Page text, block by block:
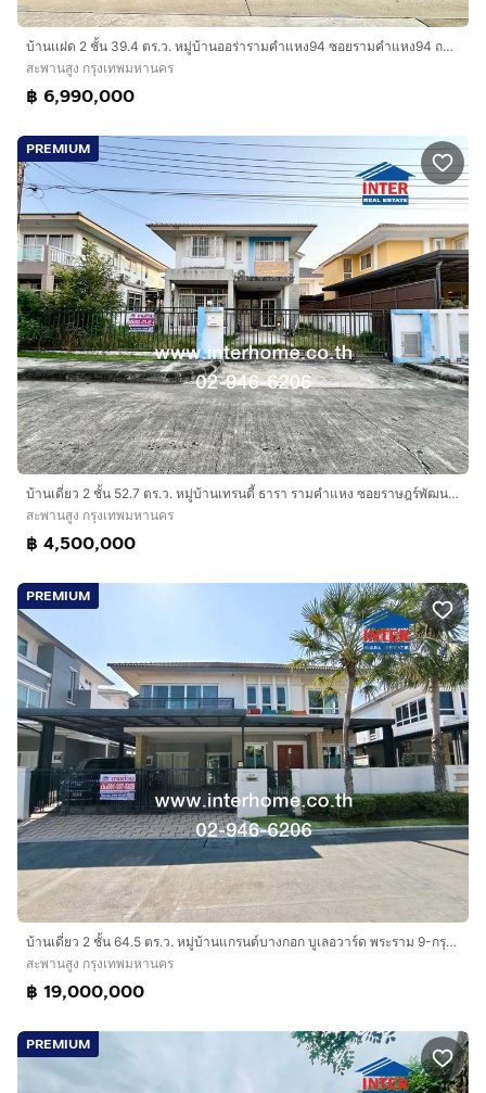
บ้านเเฝด 2 ชั้น 39.4 ตร.ว. หมู่บ้านออร่ารามคำแหง94 ซอยรามคำแหง94 ถนนรามคำแหง ถนนกาญจนาภิเษก เขตสะพานสูง กรุงเทพมหานคร
สะพานสูง กรุงเทพมหานคร
฿ 6,990,000
PREMIUM
บ้านเดี่ยว 2 ชั้น 52.7 ตร.ว. หมู่บ้านเทรนดี้ ธารา รามคำแหง ซอยราษฎร์พัฒนา23-1 ถนนรามคำแหง ถนนราษฎร์พัฒนา เขตสะพานสูง กรุงเทพมหานคร
สะพานสูง กรุงเทพมหานคร
฿ 4,500,000
PREMIUM
บ้านเดี่ยว 2 ชั้น 64.5 ตร.ว. หมู่บ้านแกรนด์บางกอก บูเลอวาร์ด พระราม 9-กรุงเทพกรีฑา ซอยกรุงเทพกรีฑา19 ถนนศรีนครินทร์ ถนนกรุงเทพกรีฑา
สะพานสูง กรุงเทพมหานคร
฿ 19,000,000
PREMIUM